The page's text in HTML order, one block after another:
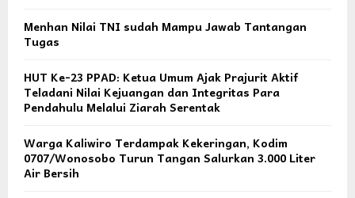
Menhan Nilai TNI sudah Mampu Jawab Tantangan
Tugas
HUT Ke-23 PPAD: Ketua Umum Ajak Prajurit Aktif
Teladani Nilai Kejuangan dan Integritas Para
Pendahulu Melalui Ziarah Serentak
Warga Kaliwiro Terdampak Kekeringan, Kodim
0707/Wonosobo Turun Tangan Salurkan 3.000 Liter
Air Bersih